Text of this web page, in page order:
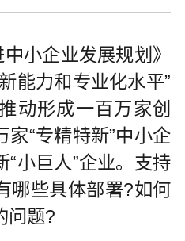
小企业发展规划》
能力和专业化水平”
动形成一百万家创
“专精特新”中小企
“小巨人”企业。支持
哪些具体部署?如何
问题?